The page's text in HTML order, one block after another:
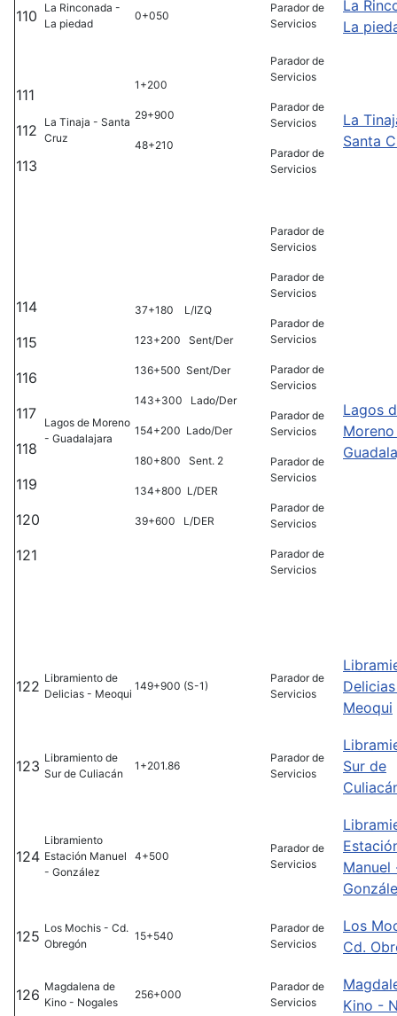
110
La Rinconada -
La piedad
0+050
Parador de
Servicios
La
La
111
112
113
La Tinaja - Santa
Cruz
1+200
29+900
48+210
Parador de
Servicios
Parador de
Servicios
Parador de
Servicios
La
Santa
114
115
116
117
118
119
120
121
Lagos de Moreno
- Guadalajara
37+180 L/IZQ
123+200 Sent/Der
136+500 Sent/Der
143+300 Lado/Der
154+200 Lado/Der
180+800 Sent. 2
134+800 L/DER
39+600 L/DER
Parador de
Servicios
Parador de
Servicios
Parador de
Servicios
Parador de
Servicios
Parador de
Servicios
Parador de
Servicios
Parador de
Servicios
Parador de
Servicios
Lagos
122 Libramiento de
Delicias - Meoqui
149+900 (S-1)
Parador de
Servicios
Meoqui
123 Libramiento de
Sur de Culiacán
1+201.86
Parador de
Servicios
Sur de
124
Libramiento
Estación Manuel
- González
4+500
Parador de
Servicios
Manuel
125 Los Mochis - Cd.
Obregón
15+540
Parador de
Servicios
Los
Cd.
126 Magdalena de
Kino - Nogales
256+000
Parador de
Servicios
Kino -